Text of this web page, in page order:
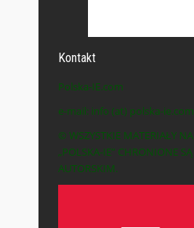
Kontakt
Polska-IE.com
e-mail: info (at) polska-ie.com
© WSZYSTKIE MATERIAŁY
„POLSKA-IE” CHRONIONE
AUTORSKIM.